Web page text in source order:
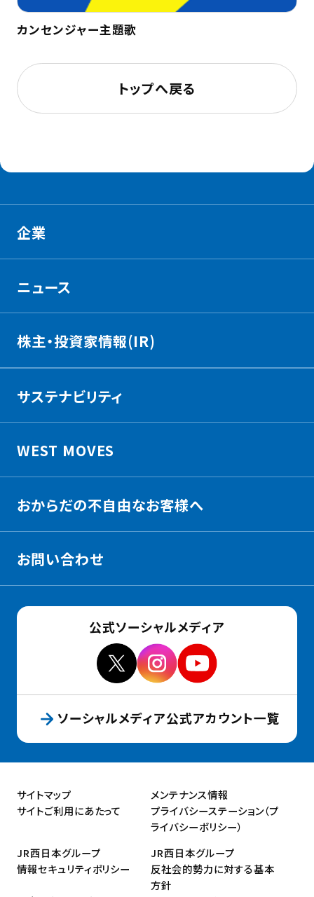
カンセンジャー主題歌
トップへ戻る
企業
ニュース
株主・投資家情報(IR)
サステナビリティ
WEST MOVES
おからだの不自由なお客様へ
お問い合わせ
公式ソーシャルメディア
ソーシャルメディア公式アカウント一覧
サイトマップ
メンテナンス情報
サイトご利用にあたって
プライバシーステーション（プ
ライバシーポリシー）
JR西日本グループ
情報セキュリティポリシー
JR西日本グループ
反社会的勢力に対する基本
方針